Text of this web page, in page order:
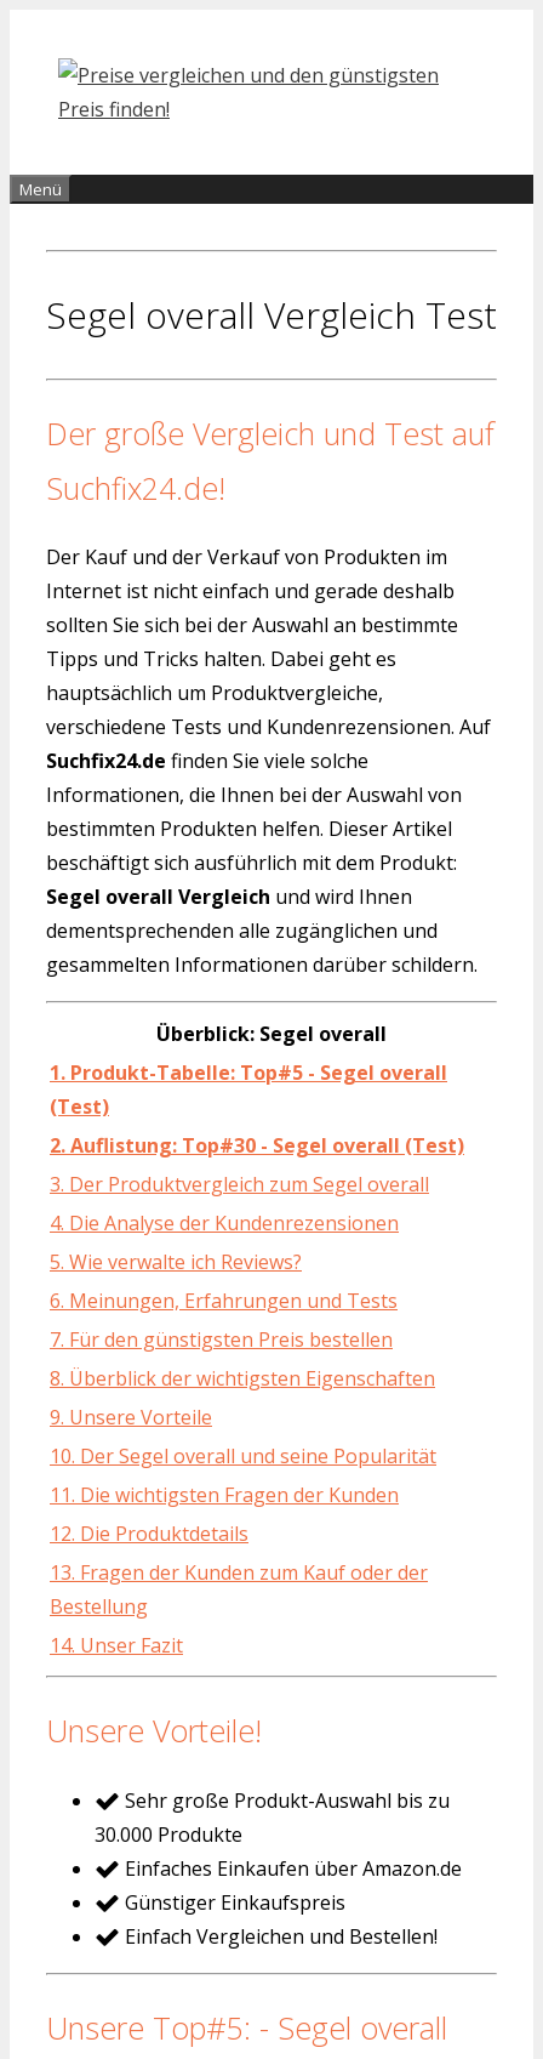
Inhalt
springen
Menü
Segel overall Vergleich Test
Der große Vergleich und Test auf
Suchfix24.de!
Der Kauf und der Verkauf von Produkten im
Internet ist nicht einfach und gerade deshalb
sollten Sie sich bei der Auswahl an bestimmte
Tipps und Tricks halten. Dabei geht es
hauptsächlich um Produktvergleiche,
verschiedene Tests und Kundenrezensionen. Auf
Suchfix24.de finden Sie viele solche
Informationen, die Ihnen bei der Auswahl von
bestimmten Produkten helfen. Dieser Artikel
beschäftigt sich ausführlich mit dem Produkt:
Segel overall Vergleich und wird Ihnen
dementsprechenden alle zugänglichen und
gesammelten Informationen darüber schildern.
Überblick: Segel overall
1. Produkt-Tabelle: Top#5 - Segel overall
(Test)
2. Auflistung: Top#30 - Segel overall (Test)
3. Der Produktvergleich zum Segel overall
4. Die Analyse der Kundenrezensionen
5. Wie verwalte ich Reviews?
6. Meinungen, Erfahrungen und Tests
7. Für den günstigsten Preis bestellen
8. Überblick der wichtigsten Eigenschaften
9. Unsere Vorteile
10. Der Segel overall und seine Popularität
11. Die wichtigsten Fragen der Kunden
12. Die Produktdetails
13. Fragen der Kunden zum Kauf oder der
Bestellung
14. Unser Fazit
Unsere Vorteile!
Sehr große Produkt-Auswahl bis zu
30.000 Produkte
Einfaches Einkaufen über Amazon.de
Günstiger Einkaufspreis
Einfach Vergleichen und Bestellen!
Unsere Top#5: - Segel overall